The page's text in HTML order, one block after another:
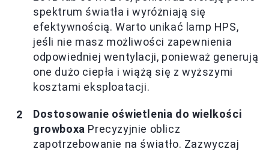
spektrum światła i wyróżniają się
efektywnością. Warto unikać lamp HPS,
jeśli nie masz możliwości zapewnienia
odpowiedniej wentylacji, ponieważ generują
one dużo ciepła i wiążą się z wyższymi
kosztami eksploatacji.
Dostosowanie oświetlenia do wielkości
growboxa Precyzyjnie oblicz
zapotrzebowanie na światło. Zazwyczaj